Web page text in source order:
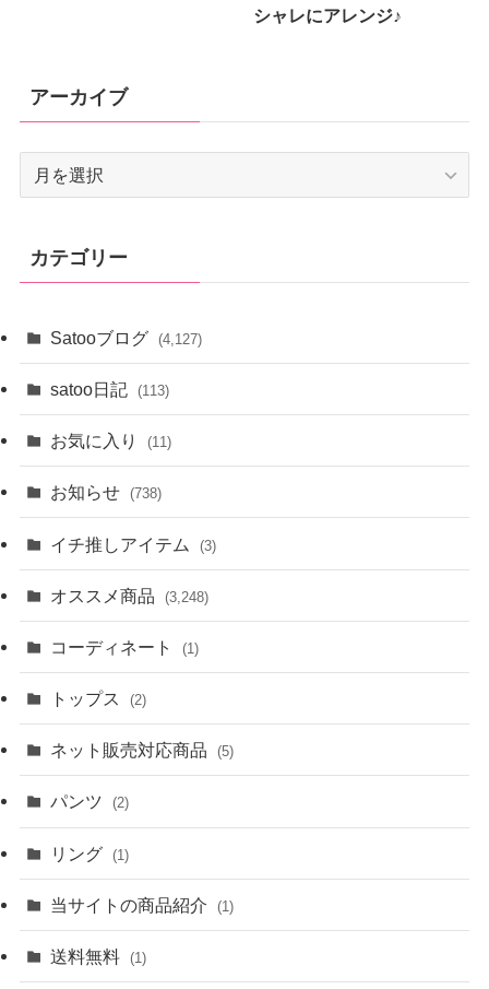
シャレにアレンジ♪
アーカイブ
ブ
カテゴリー
Satooブログ (4,127)
satoo日記 (113)
お気に入り (11)
お知らせ (738)
イチ推しアイテム (3)
オススメ商品 (3,248)
コーディネート (1)
トップス (2)
ネット販売対応商品 (5)
パンツ (2)
リング (1)
当サイトの商品紹介 (1)
送料無料 (1)